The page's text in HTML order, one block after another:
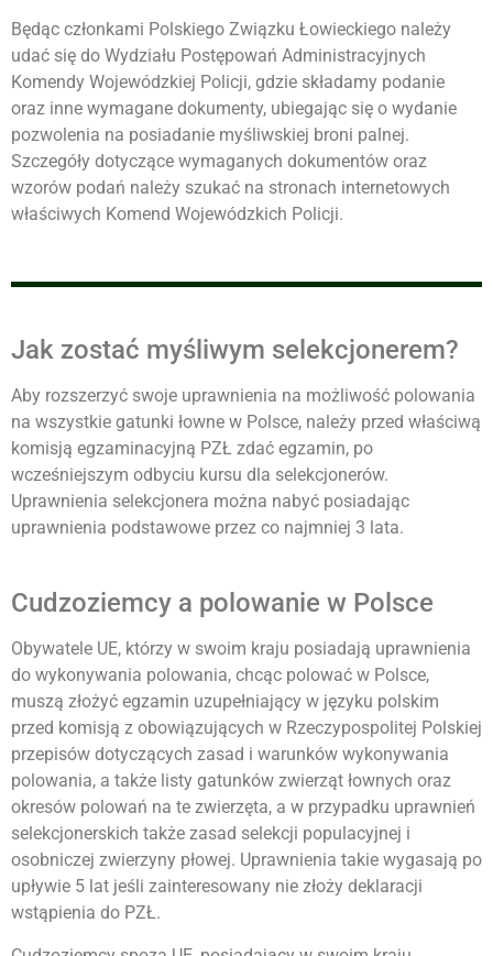
Będąc członkami Polskiego Związku Łowieckiego należy
udać się do Wydziału Postępowań Administracyjnych
Komendy Wojewódzkiej Policji, gdzie składamy podanie
oraz inne wymagane dokumenty, ubiegając się o wydanie
pozwolenia na posiadanie myśliwskiej broni palnej.
Szczegóły dotyczące wymaganych dokumentów oraz
wzorów podań należy szukać na stronach internetowych
właściwych Komend Wojewódzkich Policji.
Jak zostać myśliwym selekcjonerem?
Aby rozszerzyć swoje uprawnienia na możliwość polowania
na wszystkie gatunki łowne w Polsce, należy przed właściwą
komisją egzaminacyjną PZŁ zdać egzamin, po
wcześniejszym odbyciu kursu dla selekcjonerów.
Uprawnienia selekcjonera można nabyć posiadając
uprawnienia podstawowe przez co najmniej 3 lata.
Cudzoziemcy a polowanie w Polsce
Obywatele UE, którzy w swoim kraju posiadają uprawnienia
do wykonywania polowania, chcąc polować w Polsce,
muszą złożyć egzamin uzupełniający w języku polskim
przed komisją z obowiązujących w Rzeczypospolitej Polskiej
przepisów dotyczących zasad i warunków wykonywania
polowania, a także listy gatunków zwierząt łownych oraz
okresów polowań na te zwierzęta, a w przypadku uprawnień
selekcjonerskich także zasad selekcji populacyjnej i
osobniczej zwierzyny płowej. Uprawnienia takie wygasają po
upływie 5 lat jeśli zainteresowany nie złoży deklaracji
wstąpienia do PZŁ.